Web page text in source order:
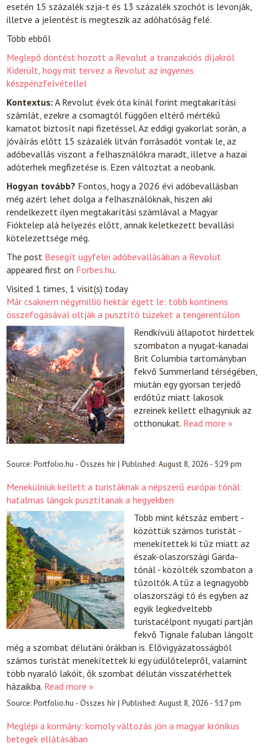
esetén 15 százalék szja-t és 13 százalék szochót is levonják,
illetve a jelentést is megteszik az adóhatóság felé.
Több ebből
Meglepő döntést hozott a Revolut a tranzakciós díjakról
Kiderült, hogy mit tervez a Revolut az ingyenes
készpénzfelvétellel
Kontextus: A Revolut évek óta kínál forint megtakarítási
számlát, ezekre a csomagtól függően eltérő mértékű
kamatot biztosít napi fizetéssel. Az eddigi gyakorlat során, a
jóváírás előtt 15 százalék litván forrásadót vontak le, az
adóbevallás viszont a felhasználókra maradt, illetve a hazai
adóterhek megfizetése is. Ezen változtat a neobank.
Hogyan tovább? Fontos, hogy a 2026 évi adóbevallásban
még azért lehet dolga a felhasználóknak, hiszen aki
rendelkezett ilyen megtakarítási számlával a Magyar
Fióktelep alá helyezés előtt, annak keletkezett bevallási
kötelezettsége még.
The post Besegít ügyfelei adóbevallásában a Revolut
appeared first on Forbes.hu.
Visited 1 times, 1 visit(s) today
Már csaknem négymillió hektár égett le: több kontinens
összefogásával oltják a pusztító tüzeket a tengerentúlon
Rendkívüli állapotot hirdettek
szombaton a nyugat-kanadai
Brit Columbia tartományban
fekvő Summerland térségében,
miután egy gyorsan terjedő
erdőtűz miatt lakosok
ezreinek kellett elhagyniuk az
otthonukat. Read more »
Source:Portfolio.hu - Összes hír|Published:August 8, 2026 - 5:29 pm
Menekülniük kellett a turistáknak a népszerű európai tónál:
hatalmas lángok pusztítanak a hegyekben
Több mint kétszáz embert -
közöttük számos turistát -
menekítettek ki tűz miatt az
észak-olaszországi Garda-
tónál - közölték szombaton a
tűzoltók. A tűz a legnagyobb
olaszországi tó és egyben az
egyik legkedveltebb
turistacélpont nyugati partján
fekvő Tignale faluban lángolt
még a szombat délutáni órákban is. Elővigyázatosságból
számos turistát menekítettek ki egy üdülőtelepről, valamint
több nyaraló lakóit, ők szombat délután visszatérhettek
házaikba. Read more »
Source:Portfolio.hu - Összes hír|Published:August 8, 2026 - 5:17 pm
Meglépi a kormány: komoly változás jön a magyar krónikus
betegek ellátásában